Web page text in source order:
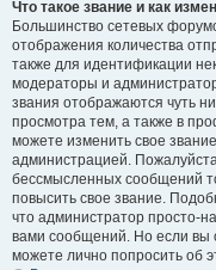
Что такое звание и как
Большинство сетевых
отображения количества
также для идентификации
модераторы и
звания отображаются чуть
просмотра тем, а также в
можете изменить свое
администрацией.
бессмысленных сообщений
повысить свое звание.
что администратор просто-
вами сообщений. Но если вы
можете лично попросить об